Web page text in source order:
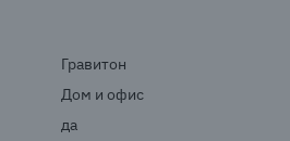
Гравитон
Дом и офис
да